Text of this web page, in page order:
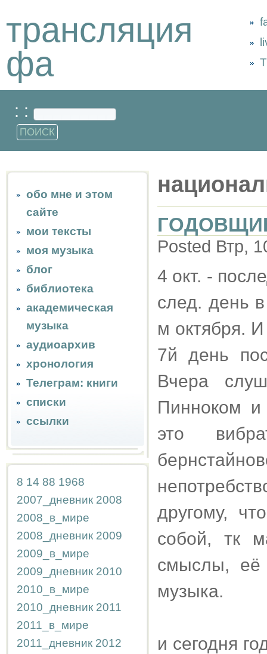
трансляция
фа
: :
обо мне и этом
сайте
мои тексты
моя музыка
блог
библиотека
академическая
музыка
аудиоархив
хронология
Телеграм: книги
списки
ссылки
8 14 88 1968
2007_дневник 2008
2008_в_мире
2008_дневник 2009
2009_в_мире
2009_дневник 2010
2010_в_мире
2010_дневник 2011
2011_в_мире
2011_дневник 2012
Posted Втр,
4 окт. -
след. день
м октября.
7й день
Вчера
Пинноком
это
другому,
собой, тк
смыслы,
музыка.
и сегодня